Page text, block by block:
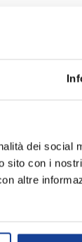
dei social
sito con i
altre